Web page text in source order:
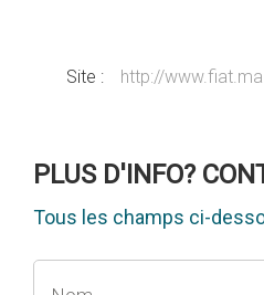
Site : http://www.fiat.ma
PLUS D'INFO?
Tous les champs ci-